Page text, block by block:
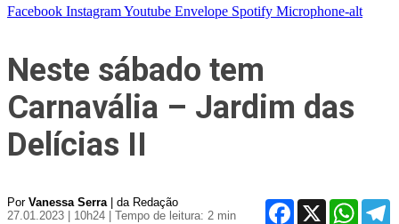
Facebook InstagramYoutube Envelope Spotify Microphone-alt
Neste sábado tem
Carnavália – Jardim das
Delícias II
Por Vanessa Serra| da Redação
27.01.2023 | 10h24
| Tempo de leitura: 2 min
Facebook
X